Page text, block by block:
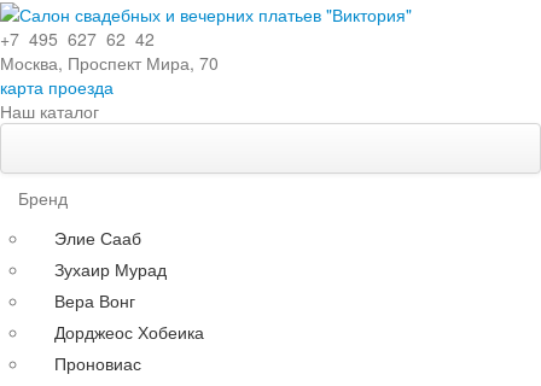
+7 495 627 62 42
Москва, Проспект Мира, 70
карта проезда
Наш каталог
Кружевные
С поясом
С длинными рукавами
Со шлейфом
По силуэту
Бренд
Элие Сааб
Зухаир Мурад
Вера Вонг
Дорджеос Хобеика
Проновиас